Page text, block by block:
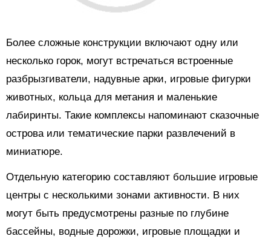
Более сложные конструкции включают одну или
несколько горок, могут встречаться встроенные
разбрызгиватели, надувные арки, игровые фигурки
животных, кольца для метания и маленькие
лабиринты. Такие комплексы напоминают сказочные
острова или тематические парки развлечений в
миниатюре.
Отдельную категорию составляют большие игровые
центры с несколькими зонами активности. В них
могут быть предусмотрены разные по глубине
бассейны, водные дорожки, игровые площадки и